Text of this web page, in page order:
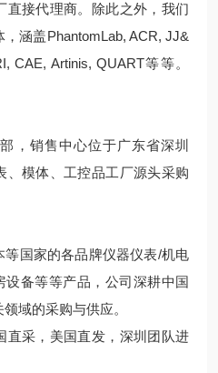
直接代理商。除此之外，我们
涵盖PhantomLab, ACR, JJ&
CAE, Artinis, QUART等等。
，销售中心位于广东省深圳
、模体、工控品工厂源头采购
国家的各品牌仪器仪表/机电
备等等产品，公司深耕中国
域的采购与供应。
直采，美国直发，深圳团队进